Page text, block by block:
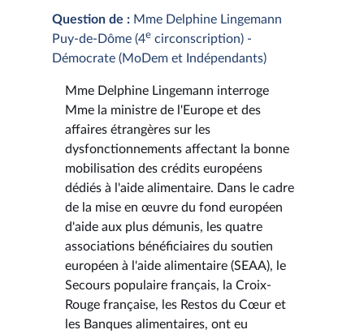
Question de : Mme Delphine Lingemann
Puy-de-Dôme (4e circonscription) -
Démocrate (MoDem et Indépendants)
Mme Delphine Lingemann interroge
Mme la ministre de l'Europe et des
affaires étrangères sur les
dysfonctionnements affectant la bonne
mobilisation des crédits européens
dédiés à l'aide alimentaire. Dans le cadre
de la mise en œuvre du fond européen
d'aide aux plus démunis, les quatre
associations bénéficiaires du soutien
européen à l'aide alimentaire (SEAA), le
Secours populaire français, la Croix-
Rouge française, les Restos du Cœur et
les Banques alimentaires, ont eu